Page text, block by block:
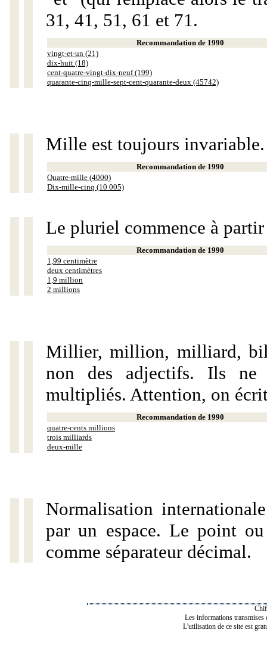
31, 41, 51, 61 et 71.
Recommandation de 1990
vingt-et-un (21)
dix-huit (18)
cent-quatre-vingt-dix-neuf (199)
quarante-cinq-mille-sept-cent-quarante-deux (45742)
Mille est toujours invariable.
Recommandation de 1990
Quatre-mille (4000)
Dix-mille-cinq (10 005)
Le pluriel commence à
Recommandation de 1990
1,99 centimètre
deux centimètres
1,9 million
2 millions
Millier, million, milliard,
non des adjectifs. Ils ne
multipliés. Attention, on
Recommandation de 1990
quatre-cents millions
trois milliards
deux-mille
Normalisation
par un espace. Le point
comme séparateur décimal.
Les informations transmises
L'utilisation de ce site est